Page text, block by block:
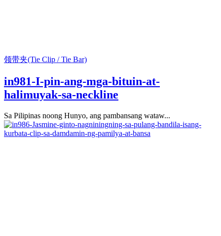
领带夹(Tie Clip / Tie Bar)
in981-I-pin-ang-mga-bituin-at-
halimuyak-sa-neckline
Sa Pilipinas noong Hunyo, ang pambansang wataw...